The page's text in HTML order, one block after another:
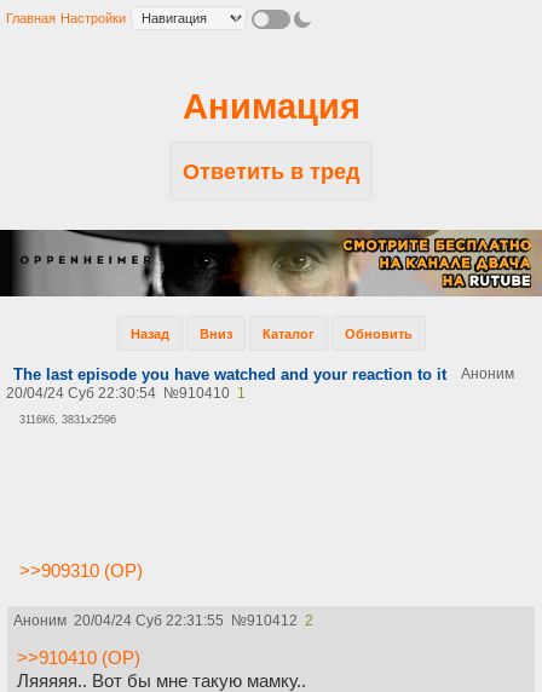
Главная Настройки
Анимация
Ответить в тред
Назад Вниз Каталог Обновить
The last episode you have watched and your reaction to it
Аноним
20/04/24 Суб 22:30:54 №910410 1
3116Кб, 3831x2596
>>909310 (OP)
Аноним 20/04/24 Суб 22:31:55 №910412 2
>>910410 (OP)
Ляяяяя.. Вот бы мне такую мамку..